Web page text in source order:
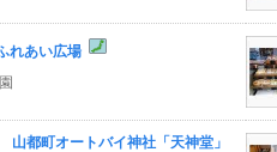
れあい広場
都町オートバイ神社「天神堂」